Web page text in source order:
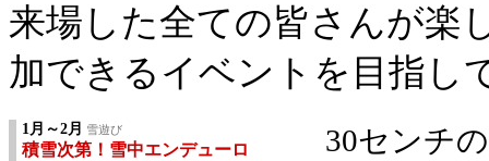
来場した全ての皆さんが楽
加できるイベントを目指し
1月～2月 雪遊び
積雪次第！雪中エンデューロ
30センチ